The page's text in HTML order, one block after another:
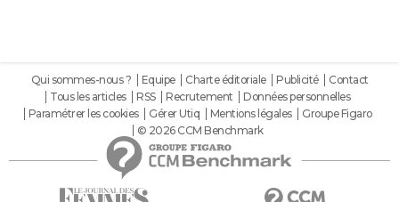
Qui sommes-nous ? Equipe Charte éditoriale Publicité
Contact
Tous les articles
RSS Recrutement
Données personnelles
Paramétrer les cookies
Gérer Utiq Mentions légales
Groupe Figaro
© 2026 CCM Benchmark